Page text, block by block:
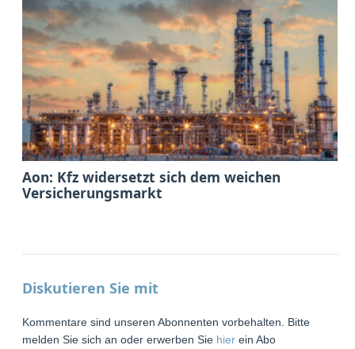
Aon: Kfz widersetzt sich dem weichen
Versicherungsmarkt
Diskutieren Sie mit
Kommentare sind unseren Abonnenten vorbehalten. Bitte
melden Sie sich an oder erwerben Sie hier ein Abo